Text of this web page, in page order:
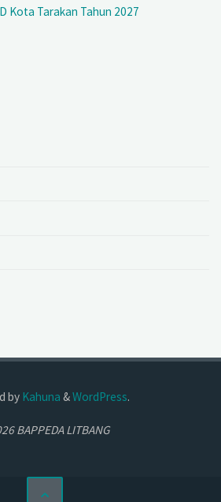
Kota Tarakan Tahun 2027
by Kahuna &WordPress.
BAPPEDA LITBANG